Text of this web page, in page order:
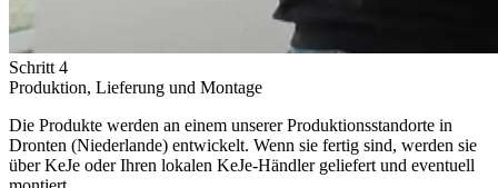
Schritt 4
Produktion, Lieferung und Montage
Die Produkte werden an einem unserer Produktionsstandorte in
Dronten (Niederlande) entwickelt. Wenn sie fertig sind, werden sie
über KeJe oder Ihren lokalen KeJe-Händler geliefert und eventuell